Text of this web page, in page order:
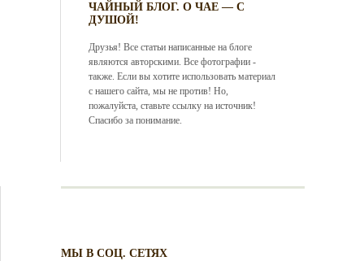
ЧАЙНЫЙ БЛОГ. О ЧАЕ — С
ДУШОЙ!
Друзья! Все статьи написанные на блоге
являются авторскими. Все фотографии -
также. Если вы хотите использовать материал
с нашего сайта, мы не против! Но,
пожалуйста, ставьте ссылку на источник!
Спасибо за понимание.
МЫ В СОЦ. СЕТЯХ